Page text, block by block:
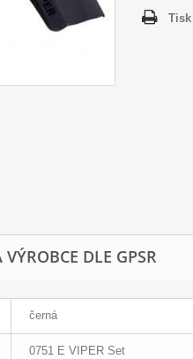
Tisk
DLE GPSR
černá
0751 E VIPER Set